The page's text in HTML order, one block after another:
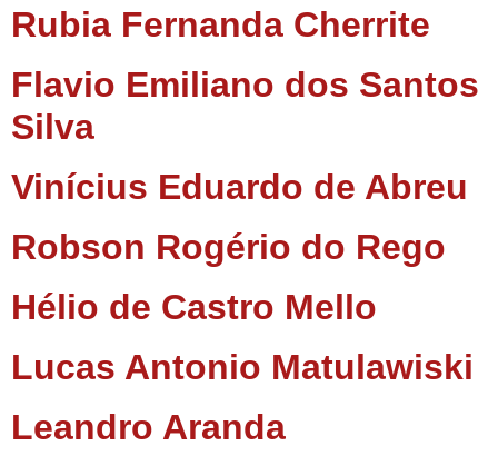
Rubia Fernanda Cherrite
Flavio Emiliano dos Santos
Silva
Vinícius Eduardo de Abreu
Robson Rogério do Rego
Hélio de Castro Mello
Lucas Antonio Matulawiski
Leandro Aranda